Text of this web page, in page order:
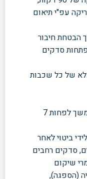
עפ"י תיאום
הבטחת חיבור
סדקים
של כל שכבות
אשפרת הבטון קריטית וחייבת להימשך לפחות 7
ביטוי לאחר
סדקים רחבים
שיקום
(הספגה),